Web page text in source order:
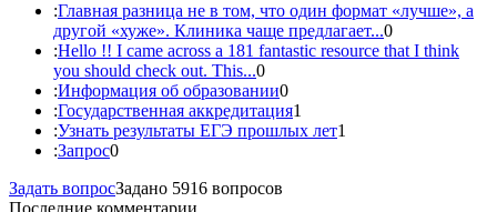
:Главная разница не в том, что один формат «лучше», а
другой «хуже». Клиника чаще предлагает...0
:Hello !! I came across a 181 fantastic resource that I think
you should check out. This...0
:Информация об образовании0
:Государственная аккредитация1
:Узнать результаты ЕГЭ прошлых лет1
:Запрос0
Задать вопросЗадано 5916 вопросов